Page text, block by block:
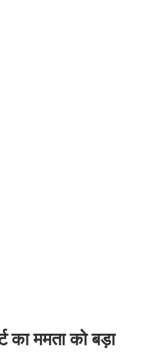
का ममता को बड़ा